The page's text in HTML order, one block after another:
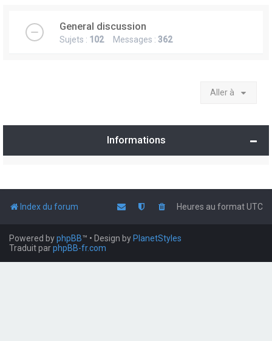
General discussion
Sujets : 102Messages : 362
Aller à
Informations
Index du forum Heures au formatUTC
Powered byphpBB™ • Design by PlanetStyles
Traduit parphpBB-fr.com